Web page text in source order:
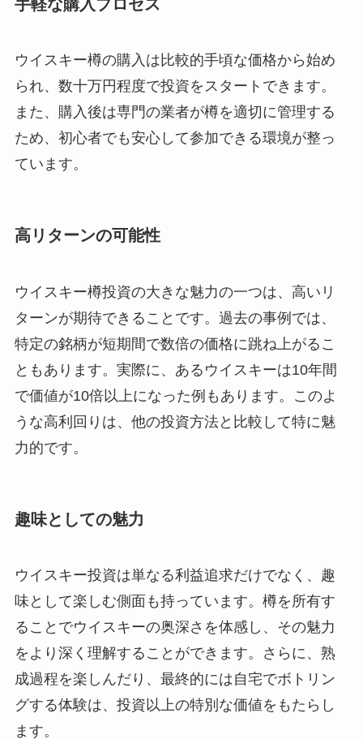
手軽な購入プロセス
ウイスキー樽の購入は比較的手頃な価格から始め
られ、数十万円程度で投資をスタートできます。
また、購入後は専門の業者が樽を適切に管理する
ため、初心者でも安心して参加できる環境が整っ
ています。
高リターンの可能性
ウイスキー樽投資の大きな魅力の一つは、高いリ
ターンが期待できることです。過去の事例では、
特定の銘柄が短期間で数倍の価格に跳ね上がるこ
ともあります。実際に、あるウイスキーは10年間
で価値が10倍以上になった例もあります。このよ
うな高利回りは、他の投資方法と比較して特に魅
力的です。
趣味としての魅力
ウイスキー投資は単なる利益追求だけでなく、趣
味として楽しむ側面も持っています。樽を所有す
ることでウイスキーの奥深さを体感し、その魅力
をより深く理解することができます。さらに、熟
成過程を楽しんだり、最終的には自宅でボトリン
グする体験は、投資以上の特別な価値をもたらし
ます。